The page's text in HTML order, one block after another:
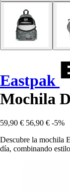
Eastpak
Mochila
59,90 € 56,90 € -5%
Descubre la mochila
día, combinando